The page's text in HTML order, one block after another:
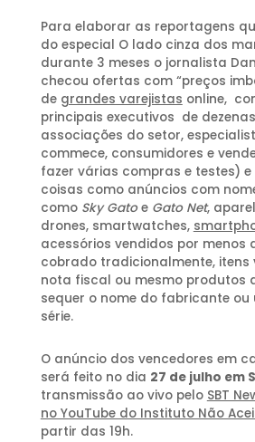
Para elaborar as reportagens
do especial O lado cinza dos
durante 3 meses o jornalista
checou ofertas com “preços
de grandes varejistas online,
principais executivos de
associações do setor,
commece, consumidores e
fazer várias compras e testes)
coisas como anúncios com
como Sky Gatoe Gato Net,
drones, smartwatches,
acessórios vendidos por menos
cobrado tradicionalmente, itens
nota fiscal ou mesmo produtos
sequer o nome do fabricante ou
série.
O anúncio dos vencedores em
será feito no dia 27 de julho em
transmissão ao vivo pelo SBT
no YouTube do Instituto Não
partir das 19h.